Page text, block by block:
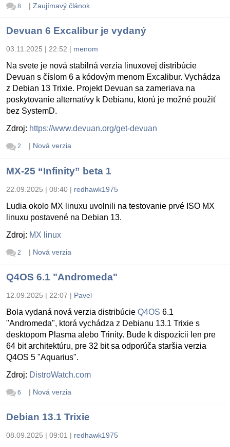
8 | Zaujímavý článok
Devuan 6 Excalibur je vydaný
03.11.2025 | 22:52 | menom
Na svete je nová stabilná verzia linuxovej distribúcie
Devuan s číslom 6 a kódovým menom Excalibur. Vychádza
z Debian 13 Trixie. Projekt Devuan sa zameriava na
poskytovanie alternatívy k Debianu, ktorú je možné použiť
bez SystemD.
Zdroj: https://www.devuan.org/get-devuan
2 | Nová verzia
MX-25 “Infinity” beta 1
22.09.2025 | 08:40 | redhawk1975
Ludia okolo MX linuxu uvolnili na testovanie prvé ISO MX
linuxu postavené na Debian 13.
Zdroj: MX linux
2 | Nová verzia
Q4OS 6.1 "Andromeda"
12.09.2025 | 22:07 | Pavel
Bola vydaná nová verzia distribúcie Q4OS 6.1
"Andromeda", ktorá vychádza z Debianu 13.1 Trixie s
desktopom Plasma alebo Trinity. Bude k dispozícii len pre
64 bit architektúru, pre 32 bit sa odporúča staršia verzia
Q4OS 5 "Aquarius".
Zdroj: DistroWatch.com
6 | Nová verzia
Debian 13.1 Trixie
08.09.2025 | 09:01 | redhawk1975